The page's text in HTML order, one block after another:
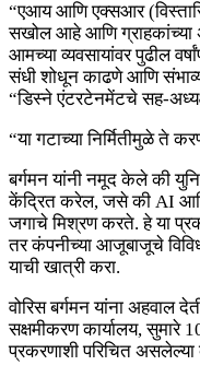
“एआय आणि एक्सआर
सखोल आहे आणि ग्राहकांच्या
आमच्या व्यवसायांवर पुढील
संधी शोधून काढणे आणि
“डिस्ने एंटरटेनमेंटचे सह-
“या गटाच्या निर्मितीमुळे ते
बर्गमन यांनी नमूद केले की
केंद्रित करेल, जसे की AI
जगाचे मिश्रण करते. हे या
तर कंपनीच्या आजूबाजूचे
याची खात्री करा.
वोरिस बर्गमन यांना अहवाल
सक्षमीकरण कार्यालय, सुमारे
प्रकरणाशी परिचित असलेल्या